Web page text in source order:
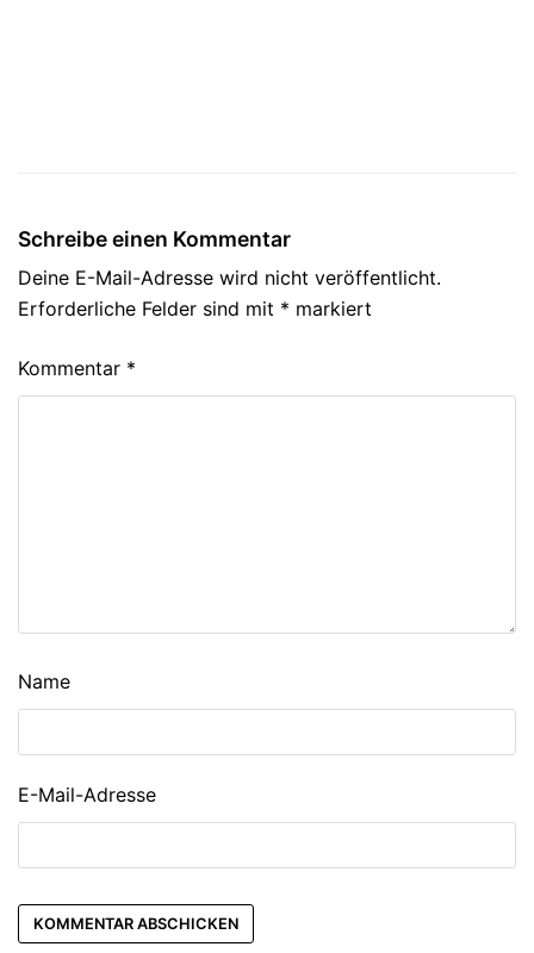
Schreibe einen Kommentar
Deine E-Mail-Adresse wird nicht veröffentlicht.
Erforderliche Felder sind mit * markiert
Kommentar *
Name
E-Mail-Adresse